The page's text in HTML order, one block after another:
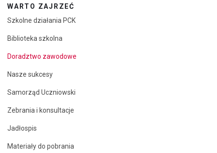
WARTO ZAJRZEĆ
Szkolne działania PCK
Biblioteka szkolna
Doradztwo zawodowe
Nasze sukcesy
Samorząd Uczniowski
Zebrania i konsultacje
Jadłospis
Materiały do pobrania